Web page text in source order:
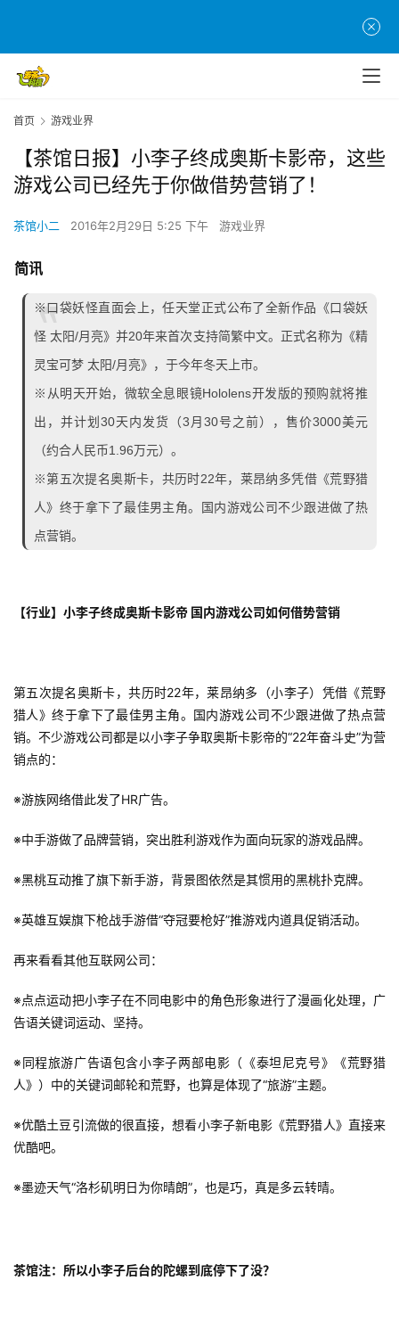
首页 游戏业界
【茶馆日报】小李子终成奥斯卡影帝，这些
游戏公司已经先于你做借势营销了！
茶馆小二 2016年2月29日 5:25 下午 游戏业界
简讯
※口袋妖怪直面会上，任天堂正式公布了全新作品《口袋妖
怪 太阳/月亮》并20年来首次支持简繁中文。正式名称为《精
灵宝可梦 太阳/月亮》，于今年冬天上市。
※从明天开始，微软全息眼镜Hololens开发版的预购就将推
出，并计划30天内发货（3月30号之前），售价3000美元
（约合人民币1.96万元）。
※第五次提名奥斯卡，共历时22年，莱昂纳多凭借《荒野猎
人》终于拿下了最佳男主角。国内游戏公司不少跟进做了热
点营销。
【行业】小李子终成奥斯卡影帝 国内游戏公司如何借势营销
第五次提名奥斯卡，共历时22年，莱昂纳多（小李子）凭借《荒野
猎人》终于拿下了最佳男主角。国内游戏公司不少跟进做了热点营
销。不少游戏公司都是以小李子争取奥斯卡影帝的“22年奋斗史”为营
销点的：
※游族网络借此发了HR广告。
※中手游做了品牌营销，突出胜利游戏作为面向玩家的游戏品牌。
※黑桃互动推了旗下新手游，背景图依然是其惯用的黑桃扑克牌。
※英雄互娱旗下枪战手游借“夺冠要枪好”推游戏内道具促销活动。
再来看看其他互联网公司：
※点点运动把小李子在不同电影中的角色形象进行了漫画化处理，广
告语关键词运动、坚持。
※同程旅游广告语包含小李子两部电影（《泰坦尼克号》《荒野猎
人》）中的关键词邮轮和荒野，也算是体现了“旅游”主题。
※优酷土豆引流做的很直接，想看小李子新电影《荒野猎人》直接来
优酷吧。
※墨迹天气“洛杉矶明日为你晴朗”，也是巧，真是多云转晴。
茶馆注：所以小李子后台的陀螺到底停下了没？